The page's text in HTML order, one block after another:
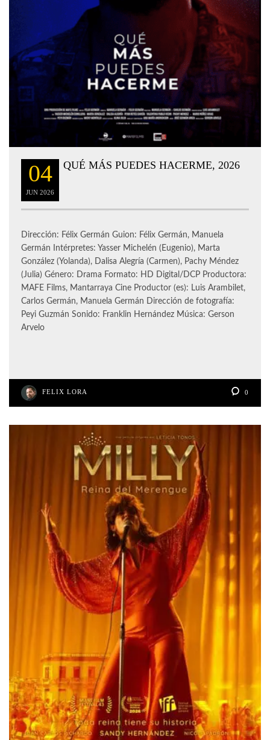
04
JUN 2026
QUÉ MÁS PUEDES HACERME, 2026
Dirección: Félix Germán Guion: Félix Germán, Manuela
Germán Intérpretes: Yasser Michelén (Eugenio), Marta
González (Yolanda), Dalisa Alegría (Carmen), Pachy Méndez
(Julia) Género: Drama Formato: HD Digital/DCP Productora:
MAFE Films, Mantarraya Cine Productor (es): Luis Arambilet,
Carlos Germán, Manuela Germán Dirección de fotografía:
Peyi Guzmán Sonido: Franklin Hernández Música: Gerson
Arvelo
FELIX LORA 0